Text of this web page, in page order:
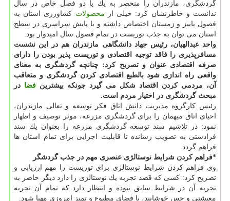
گردشگری، مازندران را منحصر به یك یا دو فصل خاص در سال
ندانست و خاطرنشان كرد: خیلی از محصولات كشاورزی استان به
فصول پاییز و زمستان اختصاص داشته و با پایش سراسری در سطح
استان می توان به جذب توریست در تمام فصول سال امیدوار بود.
واحد عبدالهیان، رئیس جهاد دانشگاهی مازندران هم در این نشست
مسافرپذیری را فاقد توجیه اقتصادی و توریست پذیر بودن را دارای
صرفه اقتصادی عنوان و تصریح كرد: چنانچه گردشگری به معنای
واقعی راه اندازی شود بالطبع اقتصادی كردن گردشگری و متعاقب
آن، مردمی كردن اقتصاد شكل می گیرد چونكه بیشترین فضا در
مبحث گردشگری در اختیار مردم است.
رئیس كارگروه مدیریت دانش اتاق فكر توسعه و تعالی مازندران،
احیای اتاق میهمان را برای گردشگری مزرعه، موثر توصیف و اظهار
نمود: در تلاشیم سند توسعه گردشگری مزرعه را بعنوان یك سند
فرادستی به تصویب رسانده تا قابلیت اجرایی برای تمام استان ها
فراهم گردد.
*فراهم كردن شرایط نوستالژی عنصری مهم در جذب گردشگر
وی فراهم كردن شرایط نوستالژی برای توریست را مهم ارزیابی و
تصریح كرد: كسی كه قصد تجربه یك نوستالژی را دارد دیگر حاضر به
تجربه آن در شرایط سابق نبوده و انتظار دارد كه تمام آن تجربه
معیشتی و حس خوشایند، با فضای مطبوع و تمیز امروزی مهیا شود.